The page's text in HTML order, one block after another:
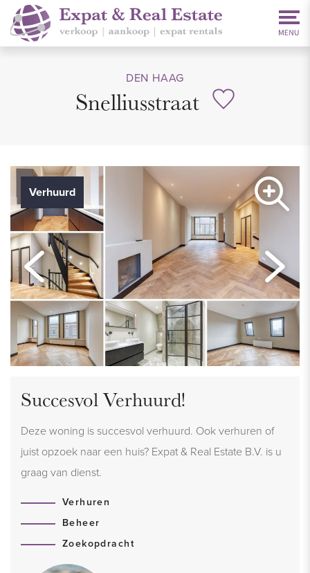
DEN HAAG
Snelliusstraat
Verhuurd
Succesvol Verhuurd!
Deze woning is succesvol verhuurd. Ook verhuren of
juist opzoek naar een huis? Expat & Real Estate B.V. is u
graag van dienst.
Verhuren
Beheer
Zoekopdracht